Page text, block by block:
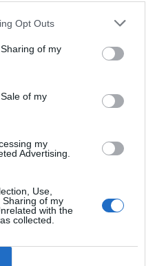
Opt Outs
of my
of my
my
Advertising.
Use,
of my
with the
collected.
de falência do Serviço
complexas, e que exigem
se, em sede do
nacionais”, como as
Ministério das Finanças
vacinação.